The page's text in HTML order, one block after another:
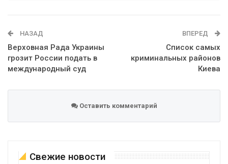
НАЗАД
Верховная Рада Украины
грозит России подать в
международный суд
ВПЕРЕД
Список самых
криминальных районов
Киева
Оставить комментарий
Свежие новости